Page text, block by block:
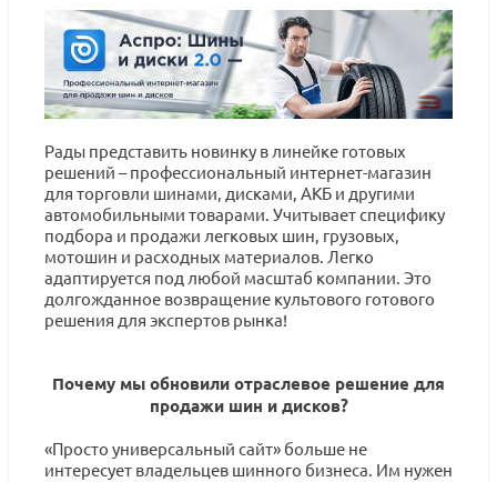
Рады представить новинку в линейке готовых
решений – профессиональный интернет-магазин
для торговли шинами, дисками, АКБ и другими
автомобильными товарами. Учитывает специфику
подбора и продажи легковых шин, грузовых,
мотошин и расходных материалов. Легко
адаптируется под любой масштаб компании. Это
долгожданное возвращение культового готового
решения для экспертов рынка!
Почему мы обновили отраслевое решение для
продажи шин и дисков?
«Просто универсальный сайт» больше не
интересует владельцев шинного бизнеса. Им нужен